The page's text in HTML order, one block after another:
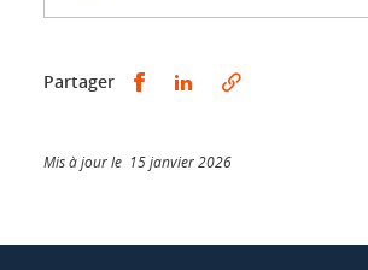
Partager Partager sur Facebook
Partager sur LinkedIn
Mis à jour le 15 janvier 2026